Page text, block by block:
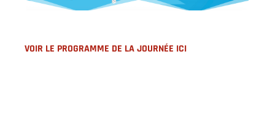
VOIR LE PROGRAMME DE LA JOURNÉE ICI